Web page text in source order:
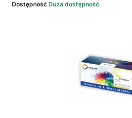
Dostępność Duża dostępność